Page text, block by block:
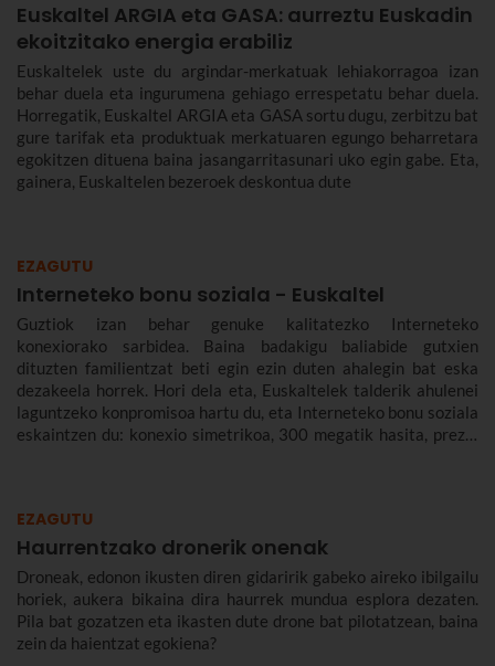
Euskaltel ARGIA eta GASA: aurreztu Euskadin
ekoitzitako energia erabiliz
Euskaltelek uste du argindar-merkatuak lehiakorragoa izan
behar duela eta ingurumena gehiago errespetatu behar duela.
Horregatik, Euskaltel ARGIA eta GASA sortu dugu, zerbitzu bat
gure tarifak eta produktuak merkatuaren egungo beharretara
egokitzen dituena baina jasangarritasunari uko egin gabe. Eta,
gainera, Euskaltelen bezeroek deskontua dute
EZAGUTU
Interneteko bonu soziala - Euskaltel
Guztiok izan behar genuke kalitatezko Interneteko
konexiorako sarbidea. Baina badakigu baliabide gutxien
dituzten familientzat beti egin ezin duten ahalegin bat eska
dezakeela horrek. Hori dela eta, Euskaltelek talderik ahulenei
laguntzeko konpromisoa hartu du, eta Interneteko bonu soziala
eskaintzen du: konexio simetrikoa, 300 megatik hasita, prezio
EZAGUTU
Haurrentzako dronerik onenak
Droneak, edonon ikusten diren gidaririk gabeko aireko ibilgailu
horiek, aukera bikaina dira haurrek mundua esplora dezaten.
Pila bat gozatzen eta ikasten dute drone bat pilotatzean, baina
zein da haientzat egokiena?